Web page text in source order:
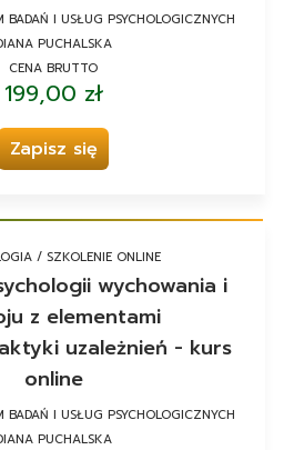
BADAŃ I USŁUG PSYCHOLOGICZNYCH
PUCHALSKA
CENA BRUTTO
199,00 zł
Zapisz się
/ SZKOLENIE ONLINE
wychowania i
z elementami
uzależnień - kurs
online
BADAŃ I USŁUG PSYCHOLOGICZNYCH
PUCHALSKA